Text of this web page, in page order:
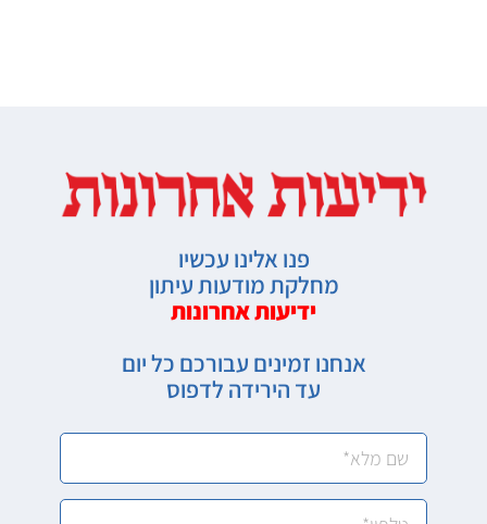
פנו אלינו עכשיו
מחלקת מודעות עיתון
ידיעות אחרונות
אנחנו זמינים עבורכם כל יום
עד הירידה לדפוס